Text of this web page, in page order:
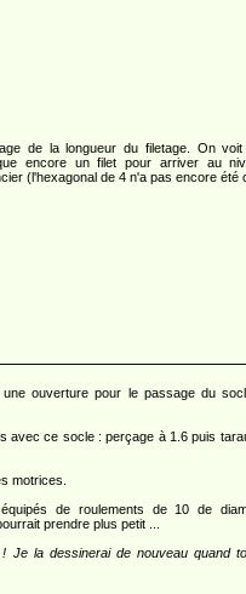
de la longueur du filetage. On
encore un filet pour arriver au
(l'hexagonal de 4 n'a pas encore été
ouverture pour le passage du
avec ce socle : perçage à 1.6 puis
motrices.
de roulements de 10 de
prendre plus petit ...
Je la dessinerai de nouveau quand